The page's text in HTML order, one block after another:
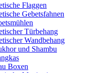
Flaggen
Gebetsfahnen
Türbehang
Wandbehang
und Shambu
Boxen